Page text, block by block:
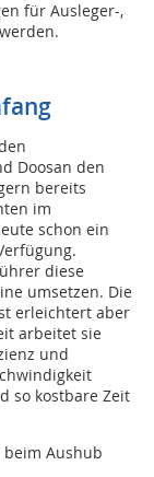
für Ausleger-,
Doosan den
bereits
im
schon ein
diese
umsetzen. Die
erleichtert aber
arbeitet sie
und
so kostbare Zeit
Aushub